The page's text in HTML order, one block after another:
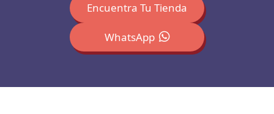
Encuentra Tu Tienda
WhatsApp